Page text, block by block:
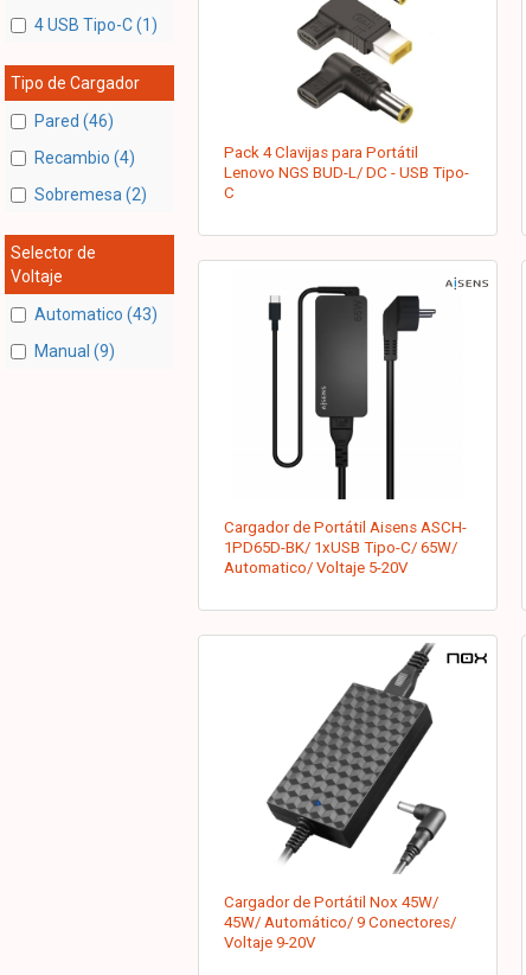
4 USB Tipo-C (1)
Tipo de Cargador
Pared (46)
Recambio (4)
Sobremesa (2)
Selector de
Voltaje
Automatico (43)
Manual (9)
Pack 4 Clavijas para Portátil
Lenovo NGS BUD-L/ DC - USB Tipo-
C
Cargador de Portátil Aisens ASCH-
1PD65D-BK/ 1xUSB Tipo-C/ 65W/
Automatico/ Voltaje 5-20V
Cargador de Portátil Nox 45W/
45W/ Automático/ 9 Conectores/
Voltaje 9-20V